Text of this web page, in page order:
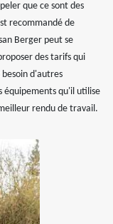
que ce sont des
recommandé de
Berger peut se
des tarifs qui
besoin d'autres
équipements qu'il utilise
rendu de travail.